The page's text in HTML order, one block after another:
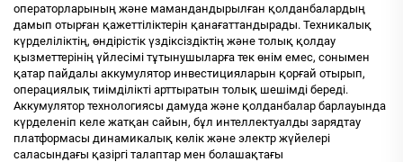
операторларының және мамандандырылған қолданбалардың
дамып отырған қажеттіліктерін қанағаттандырады. Техникалық
күрделіліктің, өндірістік үздіксіздіктің және толық қолдау
қызметтерінің үйлесімі тұтынушыларға тек өнім емес, сонымен
қатар пайдалы аккумулятор инвестицияларын қорғай отырып,
операциялық тиімділікті арттыратын толық шешімді береді.
Аккумулятор технологиясы дамуда және қолданбалар барлауында
күрделеніп келе жатқан сайын, бұл интеллектуалды зарядтау
платформасы динамикалық көлік және электр жүйелері
саласындағы қазіргі талаптар мен болашақтағы